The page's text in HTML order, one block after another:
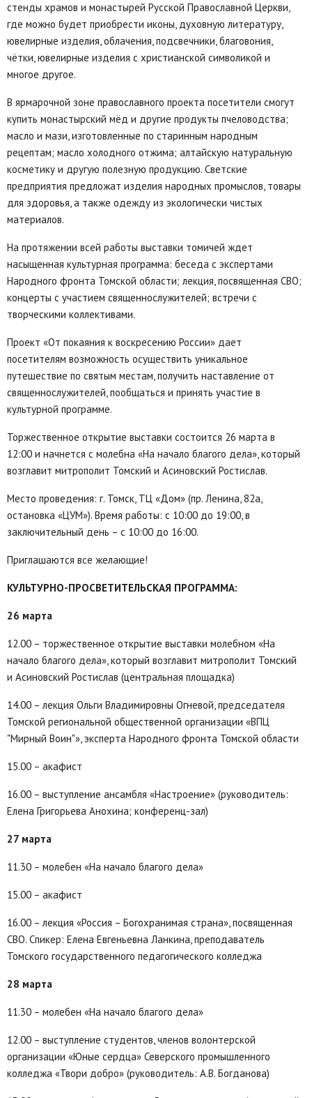
стенды храмов и монастырей Русской Православной Церкви,
где можно будет приобрести иконы, духовную литературу,
ювелирные изделия, облачения, подсвечники, благовония,
чётки, ювелирные изделия с христианской символикой и
многое другое.
В ярмарочной зоне православного проекта посетители смогут
купить монастырский мёд и другие продукты пчеловодства;
масло и мази, изготовленные по старинным народным
рецептам; масло холодного отжима; алтайскую натуральную
косметику и другую полезную продукцию. Светские
предприятия предложат изделия народных промыслов, товары
для здоровья, а также одежду из экологически чистых
материалов.
На протяжении всей работы выставки томичей ждет
насыщенная культурная программа: беседа с экспертами
Народного фронта Томской области; лекция, посвященная СВО;
концерты с участием священнослужителей; встречи с
творческими коллективами.
Проект «От покаяния к воскресению России» дает
посетителям возможность осуществить уникальное
путешествие по святым местам, получить наставление от
священнослужителей, пообщаться и принять участие в
культурной программе.
Торжественное открытие выставки состоится 26 марта в
12:00 и начнется с молебна «На начало благого дела», который
возглавит митрополит Томский и Асиновский Ростислав.
Место проведения: г. Томск, ТЦ «Дом» (пр. Ленина, 82а,
остановка «ЦУМ»). Время работы: с 10:00 до 19:00, в
заключительный день – с 10:00 до 16:00.
Приглашаются все желающие!
КУЛЬТУРНО-ПРОСВЕТИТЕЛЬСКАЯ ПРОГРАММА:
26 марта
12.00 – торжественное открытие выставки молебном «На
начало благого дела», который возглавит митрополит Томский
и Асиновский Ростислав (центральная площадка)
14.00 – лекция Ольги Владимировны Огневой, председателя
Томской региональной общественной организации «ВПЦ
"Мирный Воин"», эксперта Народного фронта Томской области
15.00 – акафист
16.00 – выступление ансамбля «Настроение» (руководитель:
Елена Григорьева Анохина; конференц-зал)
27 марта
11.30 – молебен «На начало благого дела»
15.00 – акафист
16.00 – лекция «Россия – Богохранимая страна», посвященная
СВО. Спикер: Елена Евгеньевна Ланкина, преподаватель
Томского государственного педагогического колледжа
28 марта
11.30 – молебен «На начало благого дела»
12.00 – выступление студентов, членов волонтерской
организации «Юные сердца» Северского промышленного
колледжа «Твори добро» (руководитель: А.В. Богданова)